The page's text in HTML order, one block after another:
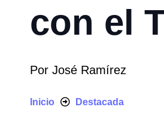
con el
Por José Ramírez
Inicio Destacada